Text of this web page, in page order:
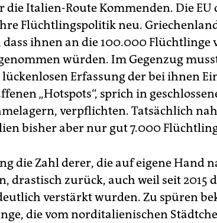
die Italien-Route Kommenden. Die
Flüchtlingspolitik neu.
dass ihnen an die 100.000 Flüchtlinge
würden. Im Gegenzug
Erfassung der bei ihnen
„Hotspots“, sprich in
verpflichten. Tatsächlich
bisher aber nur gut 7.000
die Zahl derer, die auf eigene Hand
drastisch zurück, auch weil seit 2015
verstärkt wurden. Zu spüren
die vom norditalienischen